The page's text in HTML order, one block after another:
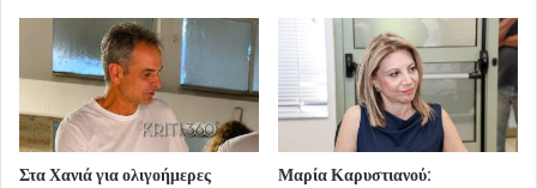
Στα Χανιά για ολιγοήμερες
Μαρία Καρυστιανού: